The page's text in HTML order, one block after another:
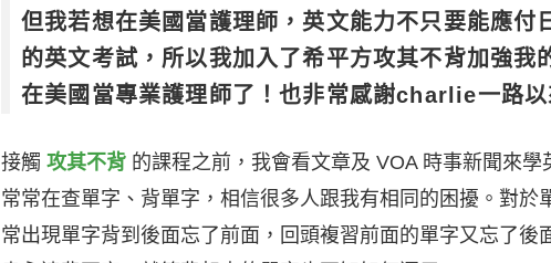
但我若想在美國當護理師，英文能力不只要能應付
的英文考試，所以我加入了希平方攻其不背加強我
在美國當專業護理師了！也非常感謝charlie一路以
接觸 攻其不背 的課程之前，我會看文章及 VOA 時事新聞來
常常在查單字、背單字，相信很多人跟我有相同的困擾。對
常出現單字背到後面忘了前面，回頭複習前面的單字又忘了